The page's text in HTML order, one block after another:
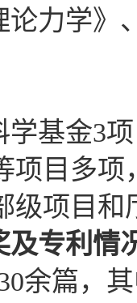
论力学》
学基金3
项目多
级项目和
及专利情
余篇，